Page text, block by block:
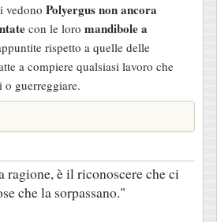
vedono Polyergus non ancora
con le loro mandibole a
rispetto a quelle delle
a compiere qualsiasi lavoro che
o guerreggiare.
ragione, è il riconoscere che ci
che la sorpassano."